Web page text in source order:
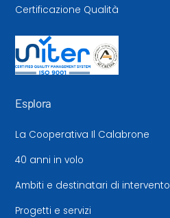
Certificazione Qualità
Esplora
La Cooperativa Il Calabrone
40 anni in volo
Ambiti e destinatari di intervento
Progetti e servizi